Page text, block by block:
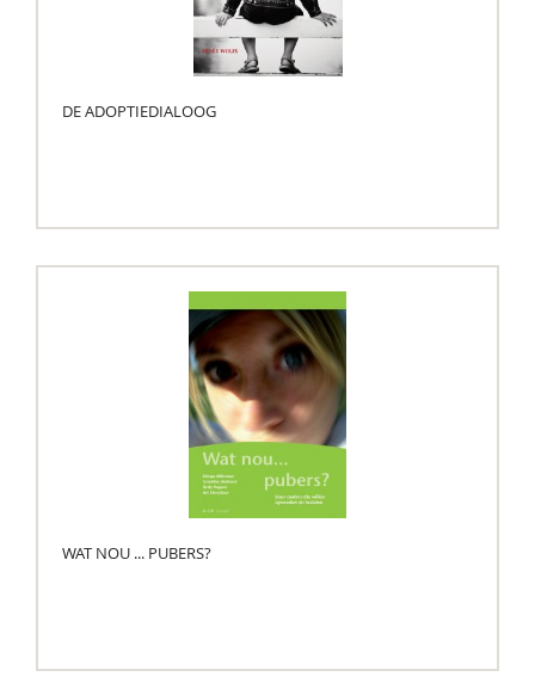
DE ADOPTIEDIALOOG
WAT NOU ... PUBERS?